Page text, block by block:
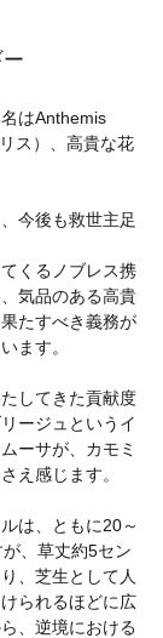
はAnthemis
ス）、高貴な花
今後も救世主足
くるノブレス携
気品のある高貴
たすべき義務が
ます。
してきた貢献度
ージュというイ
ーサが、カモミ
え感じます。
は、ともに20～
、草丈約5セン
、芝生として人
られるほどに広
、逆境における